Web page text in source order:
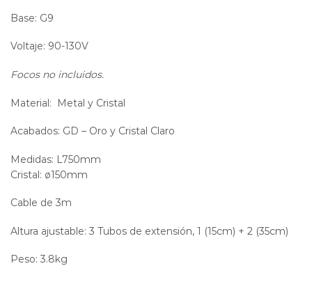
Base: G9
Voltaje: 90-130V
Focos no incluidos.
Material: Metal y Cristal
Acabados: GD – Oro y Cristal Claro
Medidas: L750mm
Cristal: ø150mm
Cable de 3m
Altura ajustable: 3 Tubos de extensión, 1 (15cm) + 2 (35cm)
Peso: 3.8kg